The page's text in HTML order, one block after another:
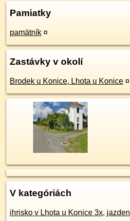
Pamiatky
pamätník ¤
Zastávky v okolí
Brodek u Konice, Lhota u Konice ¤
V kategóriách
ihrisko v Lhota u Konice 3x,